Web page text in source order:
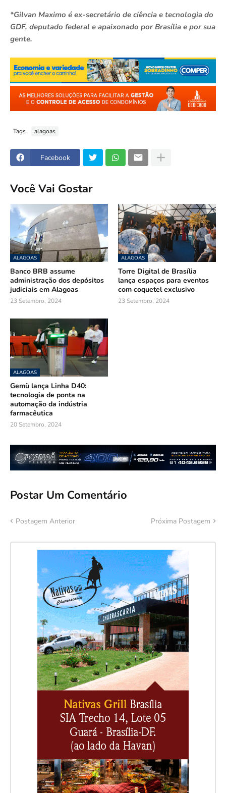
*Gilvan Maximo é ex-secretário de ciência e tecnologia do
GDF, deputado federal e apaixonado por Brasília e por sua
gente.
Tags alagoas
Facebook
Você Vai Gostar
ALAGOAS
Banco BRB assume
administração dos depósitos
judiciais em Alagoas
23 Setembro, 2024
ALAGOAS
Torre Digital de Brasília
lança espaços para eventos
com coquetel exclusivo
23 Setembro, 2024
ALAGOAS
Gemü lança Linha D40:
tecnologia de ponta na
automação da indústria
farmacêutica
20 Setembro, 2024
Postar Um Comentário
Postagem Anterior Próxima Postagem